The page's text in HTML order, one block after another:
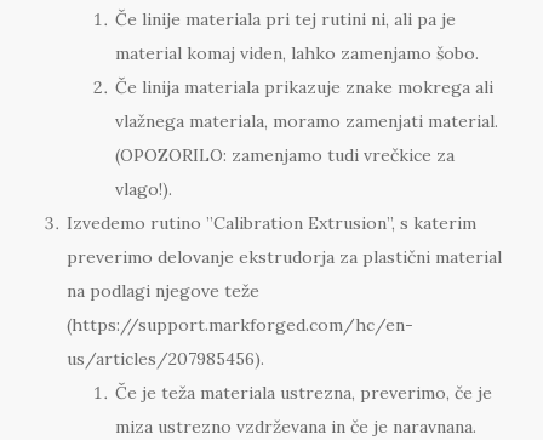
Če linije materiala pri tej rutini ni, ali pa je
material komaj viden, lahko zamenjamo šobo.
Če linija materiala prikazuje znake mokrega ali
vlažnega materiala, moramo zamenjati material.
(OPOZORILO: zamenjamo tudi vrečkice za
vlago!).
Izvedemo rutino ”Calibration Extrusion”, s katerim
preverimo delovanje ekstrudorja za plastični material
na podlagi njegove teže
(https://support.markforged.com/hc/en-
us/articles/207985456).
Če je teža materiala ustrezna, preverimo, če je
miza ustrezno vzdrževana in če je naravnana.